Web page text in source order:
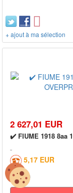
+ ajout à ma sélection
2 627,01 EUR
✔️ FIUME 1918 8aa
5,17 EUR
0